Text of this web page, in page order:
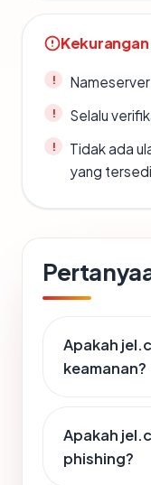
Kekurangan
Selalu
Tidak ada
yang
Apakah
keamanan?
Apakah
phishing?